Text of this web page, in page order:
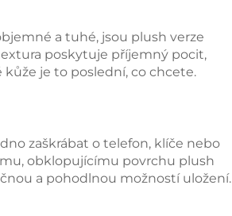
a tuhé, jsou plush verze
poskytuje příjemný pocit,
je to poslední, co chcete.
zaškrábat o telefon, klíče nebo
obklopujícímu povrchu plush
a pohodlnou možností uložení.